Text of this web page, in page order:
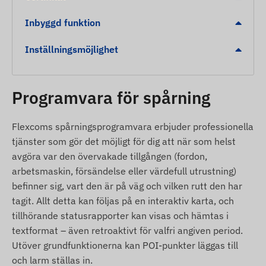
Larm
Indikering av låg batterinivå
POI digitalt stängsel (Geofencing) – larm vid
Förpackningens innehåll
halsband
USB-laddningskabel
Specialskruvmejsel och installationsguide
Bekvämt halsband
Användarvillkor
För normal drift krävs en aktiv anslutning till
satellitsystem och mobiloperatörernas nätverk.
Inbyggd funktion
Inställningsmöjlighet
Programvara för spårning
Flexcoms spårningsprogramvara erbjuder professionella
tjänster som gör det möjligt för dig att när som helst
avgöra var den övervakade tillgången (fordon,
arbetsmaskin, försändelse eller värdefull utrustning)
befinner sig, vart den är på väg och vilken rutt den har
tagit. Allt detta kan följas på en interaktiv karta, och
tillhörande statusrapporter kan visas och hämtas i
textformat – även retroaktivt för valfri angiven period.
Utöver grundfunktionerna kan POI-punkter läggas till
och larm ställas in.